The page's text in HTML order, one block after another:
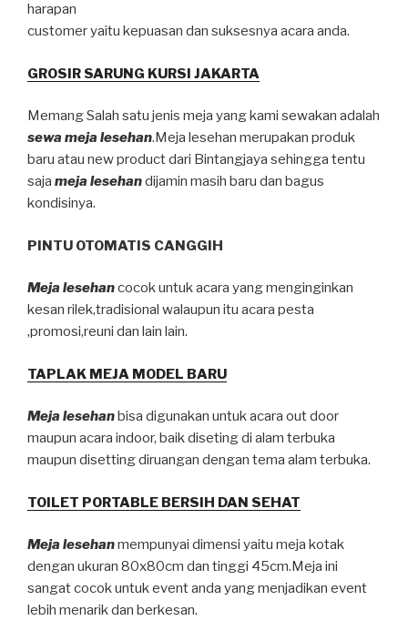
harapan
customer yaitu kepuasan dan suksesnya acara anda.
GROSIR SARUNG KURSI JAKARTA
Memang Salah satu jenis meja yang kami sewakan adalah
sewa meja lesehan.Meja lesehan merupakan produk
baru atau new product dari Bintangjaya sehingga tentu
saja meja lesehandijamin masih baru dan bagus
kondisinya.
PINTU OTOMATIS CANGGIH
Meja lesehancocok untuk acara yang menginginkan
kesan rilek,tradisional walaupun itu acara pesta
,promosi,reuni dan lain lain.
TAPLAK MEJA MODEL BARU
Meja lesehanbisa digunakan untuk acara out door
maupun acara indoor, baik diseting di alam terbuka
maupun disetting diruangan dengan tema alam terbuka.
TOILET PORTABLE BERSIH DAN SEHAT
Meja lesehanmempunyai dimensi yaitu meja kotak
dengan ukuran 80x80cm dan tinggi 45cm.Meja ini
sangat cocok untuk event anda yang menjadikan event
lebih menarik dan berkesan.